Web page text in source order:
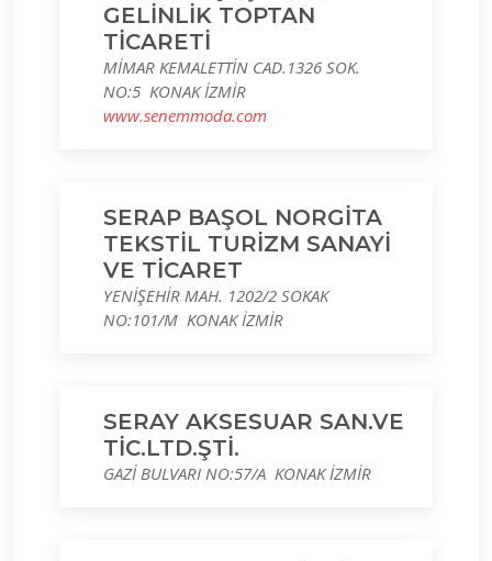
GELİNLİK TOPTAN
TİCARETİ
MİMAR KEMALETTİN CAD.1326 SOK.
NO:5 KONAK İZMİR
www.senemmoda.com
SERAP BAŞOL NORGİTA
TEKSTİL TURİZM SANAYİ
VE TİCARET
YENİŞEHİR MAH. 1202/2 SOKAK
NO:101/M KONAK İZMİR
SERAY AKSESUAR SAN.VE
TİC.LTD.ŞTİ.
GAZİ BULVARI NO:57/A KONAK İZMİR